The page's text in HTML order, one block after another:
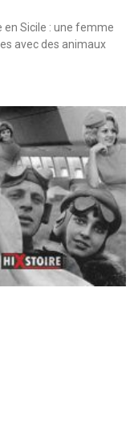
en Sicile : une femme
avec des animaux